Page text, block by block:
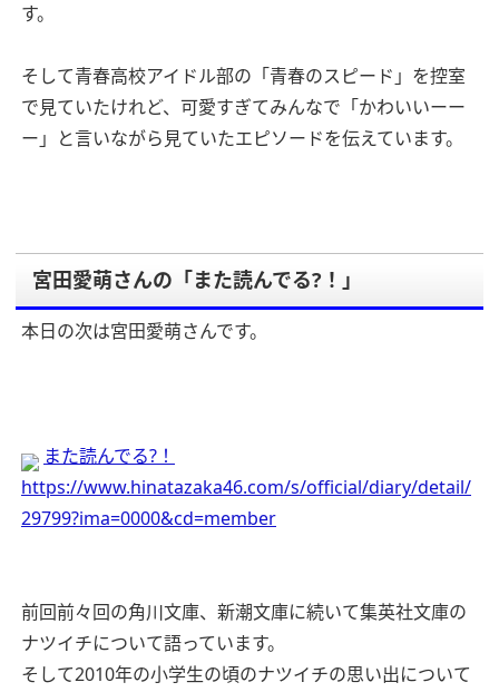
す。
そして青春高校アイドル部の「青春のスピード」を控室
で見ていたけれど、可愛すぎてみんなで「かわいいーー
ー」と言いながら見ていたエピソードを伝えています。
宮田愛萌さんの「また読んでる?！」
本日の次は宮田愛萌さんです。
また読んでる?！
https://www.hinatazaka46.com/s/official/diary/detail/
29799?ima=0000&cd=member
前回前々回の角川文庫、新潮文庫に続いて集英社文庫の
ナツイチについて語っています。
そして2010年の小学生の頃のナツイチの思い出について